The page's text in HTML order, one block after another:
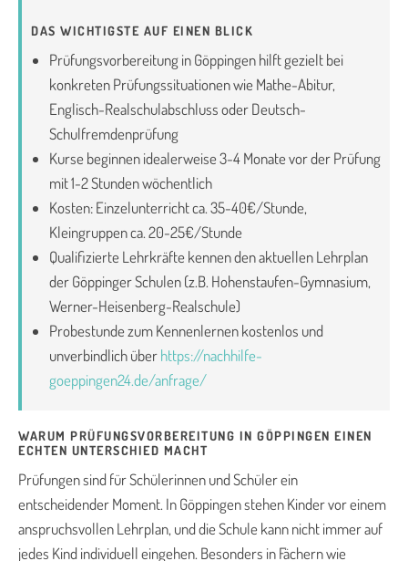
DAS WICHTIGSTE AUF EINEN BLICK
Prüfungsvorbereitung in Göppingen hilft gezielt bei
konkreten Prüfungssituationen wie Mathe-Abitur,
Englisch-Realschulabschluss oder Deutsch-
Schulfremdenprüfung
Kurse beginnen idealerweise 3-4 Monate vor der Prüfung
mit 1-2 Stunden wöchentlich
Kosten: Einzelunterricht ca. 35-40€/Stunde,
Kleingruppen ca. 20-25€/Stunde
Qualifizierte Lehrkräfte kennen den aktuellen Lehrplan
der Göppinger Schulen (z.B. Hohenstaufen-Gymnasium,
Werner-Heisenberg-Realschule)
Probestunde zum Kennenlernen kostenlos und
unverbindlich überhttps://nachhilfe-
goeppingen24.de/anfrage/
WARUM PRÜFUNGSVORBEREITUNG IN GÖPPINGEN EINEN
ECHTEN UNTERSCHIED MACHT
Prüfungen sind für Schülerinnen und Schüler ein
entscheidender Moment. In Göppingen stehen Kinder vor einem
anspruchsvollen Lehrplan, und die Schule kann nicht immer auf
jedes Kind individuell eingehen. Besonders in Fächern wie